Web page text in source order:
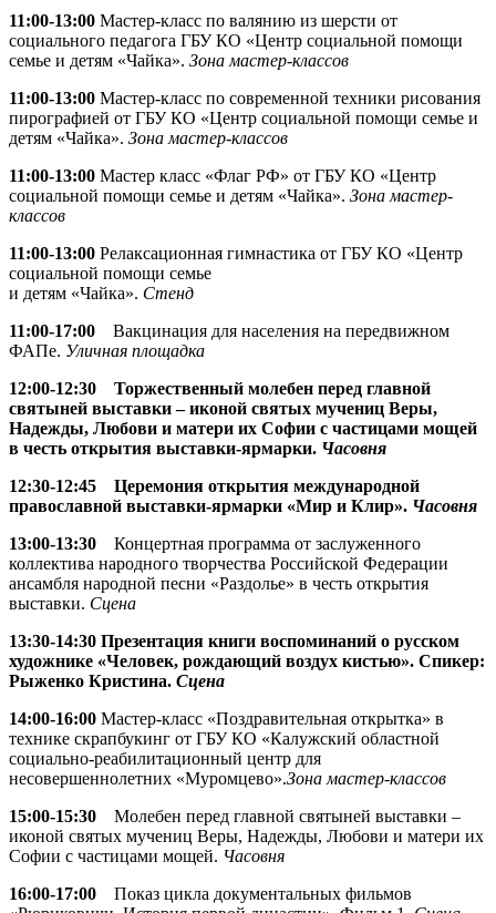
11:00-13:00 Мастер-класс по валянию из шерсти от
социального педагога ГБУ КО «Центр социальной помощи
семье и детям «Чайка». Зона мастер-классов
11:00-13:00 Мастер-класс по современной техники рисования
пирографией от ГБУ КО «Центр социальной помощи семье и
детям «Чайка». Зона мастер-классов
11:00-13:00 Мастер класс «Флаг РФ» от ГБУ КО «Центр
социальной помощи семье и детям «Чайка». Зона мастер-
классов
11:00-13:00 Релаксационная гимнастика от ГБУ КО «Центр
социальной помощи семье
и детям «Чайка». Стенд
11:00-17:00 Вакцинация для населения на передвижном
ФАПе. Уличная площадка
12:00-12:30
Торжественный молебен перед главной
святыней выставки – иконой святых мучениц Веры,
Надежды, Любови и матери их Софии с частицами мощей
в честь открытия выставки-ярмарки. Часовня
12:30-12:45
Церемония открытия международной
православной выставки-ярмарки «Мир и Клир». Часовня
13:00-13:30 Концертная программа от заслуженного
коллектива народного творчества Российской Федерации
ансамбля народной песни «Раздолье» в честь открытия
выставки. Сцена
13:30-14:30 Презентация книги воспоминаний о русском
художнике «Человек, рождающий воздух кистью». Спикер:
Рыженко Кристина. Сцена
14:00-16:00 Мастер-класс «Поздравительная открытка» в
технике скрапбукинг от ГБУ КО «Калужский областной
социально-реабилитационный центр для
несовершеннолетних «Муромцево».Зона мастер-классов
15:00-15:30 Молебен перед главной святыней выставки –
иконой святых мучениц Веры, Надежды, Любови и матери их
Софии с частицами мощей. Часовня
16:00-17:00 Показ цикла документальных фильмов